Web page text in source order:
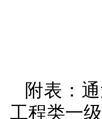
附表：
工程类一